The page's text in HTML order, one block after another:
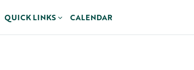
QUICK LINKS CALENDAR